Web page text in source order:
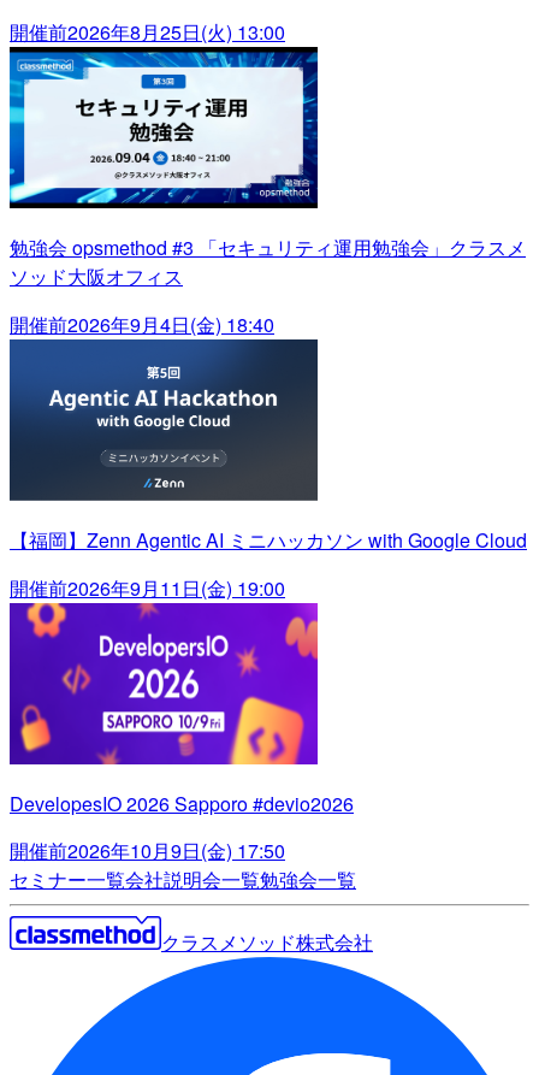
開催前2026年8月25日(火) 13:00
勉強会 opsmethod #3 「セキュリティ運用勉強会」クラスメ
ソッド大阪オフィス
開催前2026年9月4日(金) 18:40
【福岡】Zenn Agentic AI ミニハッカソン with Google Cloud
開催前2026年9月11日(金) 19:00
DevelopesIO 2026 Sapporo #devio2026
開催前2026年10月9日(金) 17:50
セミナー一覧会社説明会一覧勉強会一覧
クラスメソッド株式会社